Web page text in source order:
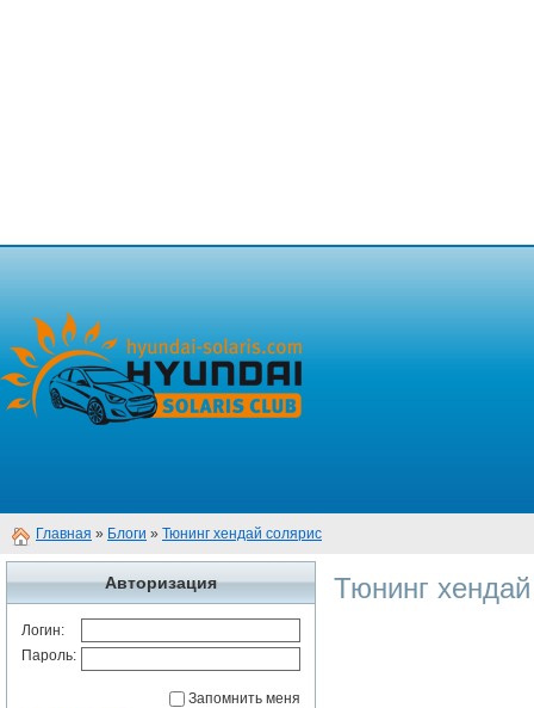
Главная » Блоги » Тюнинг хендай солярис
Авторизация
Логин:
Пароль:
Запомнить меня
Тюнинг